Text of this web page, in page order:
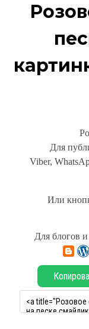
Для
Viber,
Или
Для блогов и